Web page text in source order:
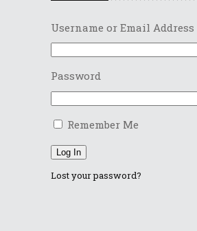
Username or Email Address
Password
Remember Me
Log In
Lost your password?